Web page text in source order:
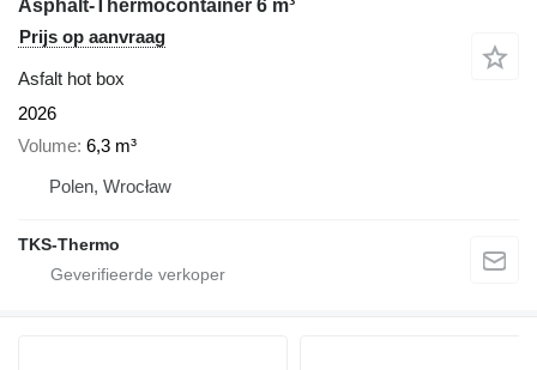
Asphalt-Thermocontainer 6 m³
Prijs op aanvraag
Asfalt hot box
2026
Volume 6,3 m³
Polen, Wrocław
TKS-Thermo